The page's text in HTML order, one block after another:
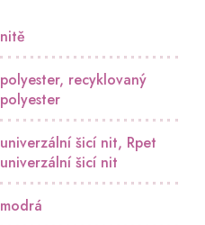
nitě
polyester, recyklovaný
polyester
univerzální šicí nit, Rpet
univerzální šicí nit
modrá